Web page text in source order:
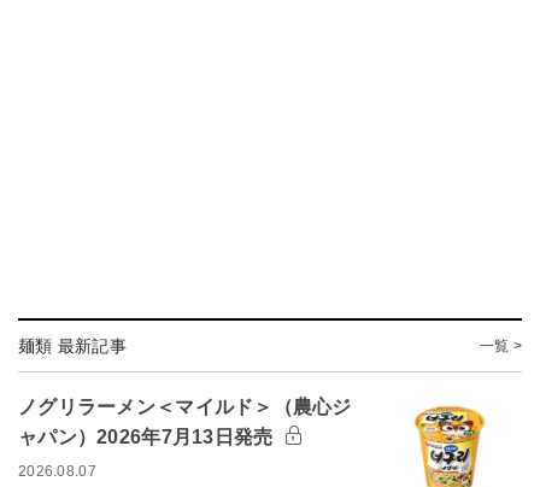
麺類 最新記事 一覧 >
ノグリラーメン＜マイルド＞（農心ジ
ャパン）2026年7月13日発売
2026.08.07